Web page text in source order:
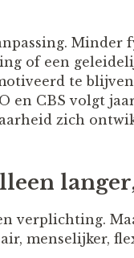
Minder
of een
te
en CBS volgt
zich
verplichting.
menselijker,